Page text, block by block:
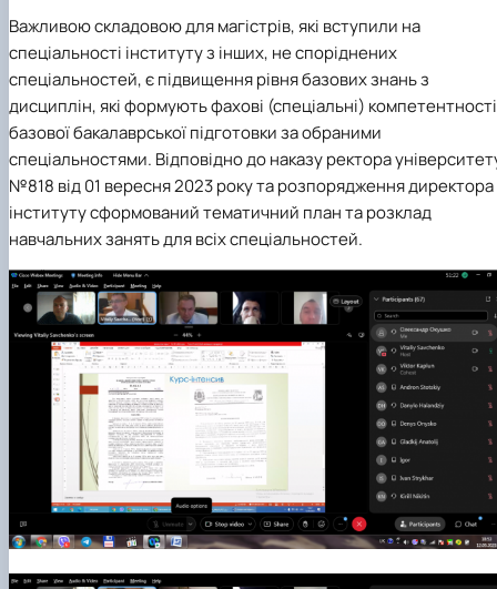
Важливою складовою для магістрів, які вступили на
спеціальності інституту з інших, не споріднених
спеціальностей, є підвищення рівня базових знань з
дисциплін, які формують фахові (спеціальні) компетентності
базової бакалаврської підготовки за обраними
спеціальностями. Відповідно до наказу ректора
№818 від 01 вересня 2023 року та розпорядження директора
інституту сформований тематичний план та розклад
навчальних занять для всіх спеціальностей.